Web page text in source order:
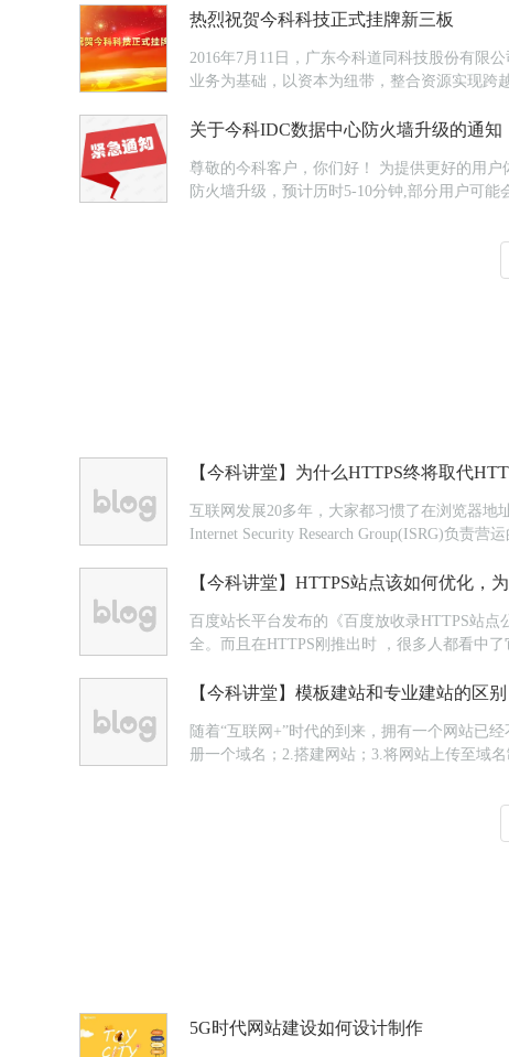
热烈祝贺今科科技正式挂牌新三板
2016年7月11日，广东今科道同科技股份有限
业务为基础，以资本为纽带，整合资源实现跨
关于今科IDC数据中心防火墙升级的通知
尊敬的今科客户，你们好！ 为提供更好的用户体验，我们将对今科IDC数据中心防火墙进行升级，本次升级时间及范围如下： 升级时间：2016年7月10日(星期日) 凌晨1:00。 本次
防火墙升级，预计历时5-10分钟,部分用户可能
【今科讲堂】为什么HTTPS终将取代
互联网发展20多年，大家都习惯了在浏览器地
Internet Security Research Group(ISRG)负责
【今科讲堂】HTTPS站点该如何优化，
百度站长平台发布的《百度放收录HTTPS站
全。而且在HTTPS刚推出时 ，很多人都看中
【今科讲堂】模板建站和专业建站的区别
随着“互联网+”时代的到来，拥有一个网站已
册一个域名；2.搭建网站；3.将网站上传至域
5G时代网站建设如何设计制作